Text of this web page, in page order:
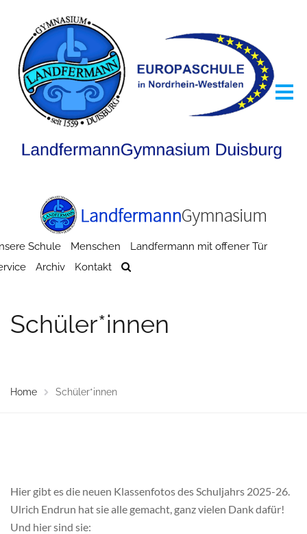
Schule Menschen
Landfermann mit offener Tür
Archiv Kontakt
Schüler*innen
Home Schüler*innen
Hier gibt es die neuen Klassenfotos des Schuljahrs 2025-26.
Ulrich Endrun hat sie alle gemacht, ganz vielen Dank dafür!
Und hier sind sie: